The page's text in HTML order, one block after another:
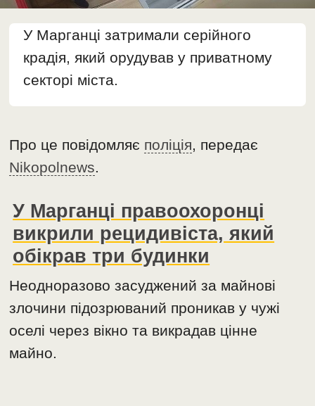
У Марганці затримали серійного
крадія, який орудував у приватному
секторі міста.
Про це повідомляє поліція, передає
Nikopolnews.
У Марганці правоохоронці
викрили рецидивіста, який
обікрав три будинки
Неодноразово засуджений за майнові
злочини підозрюваний проникав у чужі
оселі через вікно та викрадав цінне
майно.